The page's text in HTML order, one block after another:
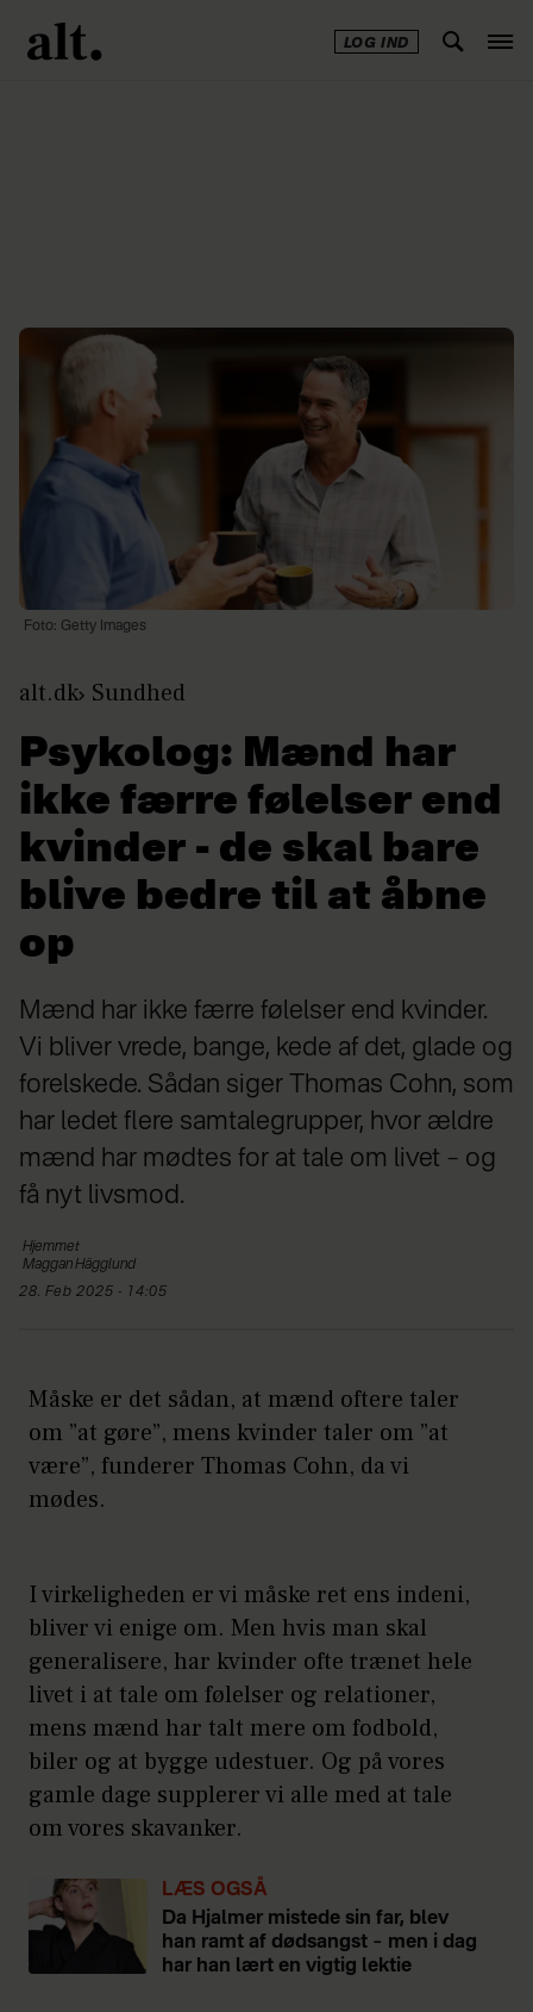
LOG IND
Foto: Getty Images
alt.dk Sundhed
Psykolog: Mænd har
ikke færre følelser end
kvinder - de skal bare
blive bedre til at åbne
op
Mænd har ikke færre følelser end kvinder.
Vi bliver vrede, bange, kede af det, glade og
forelskede. Sådan siger Thomas Cohn, som
har ledet flere samtalegrupper, hvor ældre
mænd har mødtes for at tale om livet – og
få nyt livsmod.
Hjemmet
MagganHägglund
28. Feb 2025 - 14:05
Måske er det sådan, at mænd oftere taler
om ”at gøre”, mens kvinder taler om ”at
være”, funderer Thomas Cohn, da vi
mødes.
I virkeligheden er vi måske ret ens indeni,
bliver vi enige om. Men hvis man skal
generalisere, har kvinder ofte trænet hele
livet i at tale om følelser og relationer,
mens mænd har talt mere om fodbold,
biler og at bygge udestuer. Og på vores
gamle dage supplerer vi alle med at tale
om vores skavanker.
LÆS OGSÅ
Da Hjalmer mistede sin far, blev
han ramt af dødsangst – men i dag
har han lært en vigtig lektie